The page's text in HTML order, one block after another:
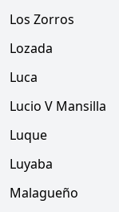
Los Zorros
Lozada
Luca
Lucio V Mansilla
Luque
Luyaba
Malagueño